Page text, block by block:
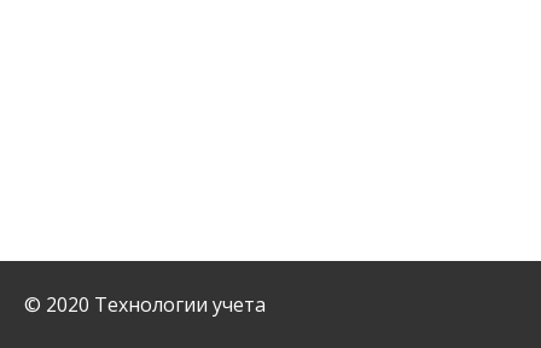
© 2020 Технологии учета